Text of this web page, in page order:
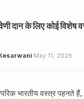
दान के लिए कोई विशेष
·May 11, 2026
भारतीय वस्त्र पहनते